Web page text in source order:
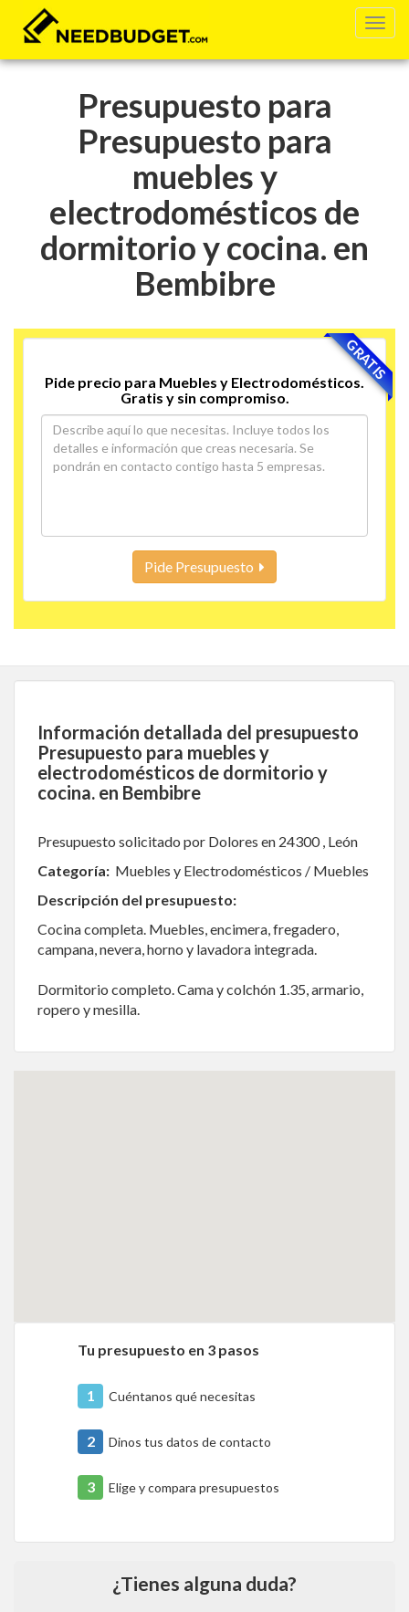
Presupuesto para
Presupuesto para
muebles y
electrodomésticos de
dormitorio y cocina. en
Bembibre
GRATIS
Pide precio para Muebles y Electrodomésticos.
Gratis y sin compromiso.
Pide Presupuesto
Información detallada del presupuesto
Presupuesto para muebles y
electrodomésticos de dormitorio y
cocina. en Bembibre
Presupuesto solicitado por Dolores en 24300 , León
Categoría: Muebles y Electrodomésticos / Muebles
Descripción del presupuesto:
Cocina completa. Muebles, encimera, fregadero,
campana, nevera, horno y lavadora integrada.
Dormitorio completo. Cama y colchón 1.35, armario,
ropero y mesilla.
Tu presupuesto en 3 pasos
1 Cuéntanos qué necesitas
2 Dinos tus datos de contacto
3 Elige y compara presupuestos
¿Tienes alguna duda?